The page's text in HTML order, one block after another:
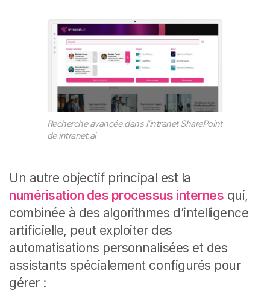
Recherche avancée dans l’intranet SharePoint
de intranet.ai
Un autre objectif principal est la
numérisation des processus internes qui,
combinée à des algorithmes d’intelligence
artificielle, peut exploiter des
automatisations personnalisées et des
assistants spécialement configurés pour
gérer :